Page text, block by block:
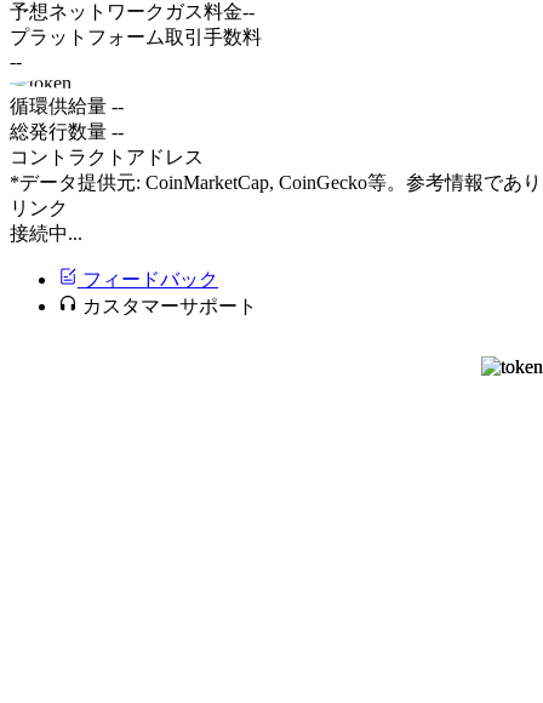
予想ネットワークガス料金--
プラットフォーム取引手数料
--
循環供給量 --
総発行数量 --
コントラクトアドレス
*データ提供元: CoinMarketCap, CoinGecko等。参考情報で
リンク
接続中...
フィードバック
カスタマーサポート